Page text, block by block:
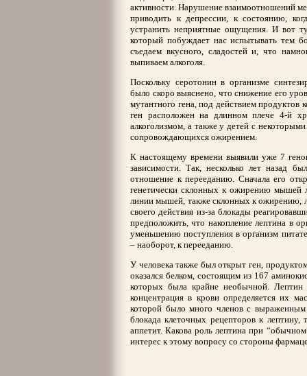
активности. Нарушение взаимоотношений
приводить к депрессии, к состоянию,
устранить неприятные ощущения. И вот
который побуждает нас испытывать тем
съедаем вкусного, сладостей и, что
выпиваем алкоголя.
Поскольку серотонин в организме
было скоро выяснено, что снижение его
мутантного гена, под действием продуктов
ген расположен на длинном плече 4-й
алкоголизмом, а также у детей с
сопровождающихся ожирением.
К настоящему времени выявили уже 7
зависимости. Так, несколько лет назад
отношение к перееданию. Сначала его
генетически склонных к ожирению мышей
линии мышей, также склонных к ожирению,
своего действия из-за блокады
предположить, что накопление лептина в
уменьшению поступления в организм
– наоборот, к перееданию.
У человека также был открыт ген,
оказался белком, состоящим из 167
которых была крайне необычной. Лептин
концентрация в крови определяется их
которой было много членов с
блокада клеточных рецепторов к лептину,
аппетит. Какова роль лептина при
интерес к этому вопросу со стороны